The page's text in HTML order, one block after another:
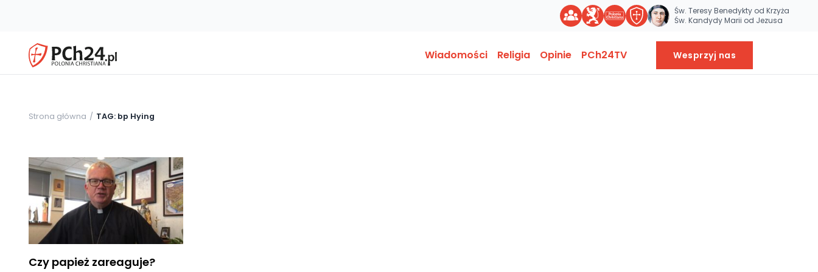
Św. Teresy Benedykty od Krzyża
Św. Kandydy Marii od Jezusa
Wiadomości Religia Opinie PCh24TV Wesprzyj nas
Strona główna TAG: bp Hying
Czy papież zareaguje?